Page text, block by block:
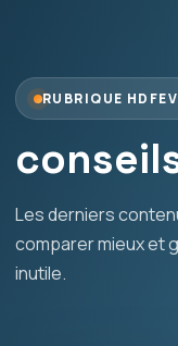
RUBRIQUE
Les derniers
comparer mieux et
inutile.